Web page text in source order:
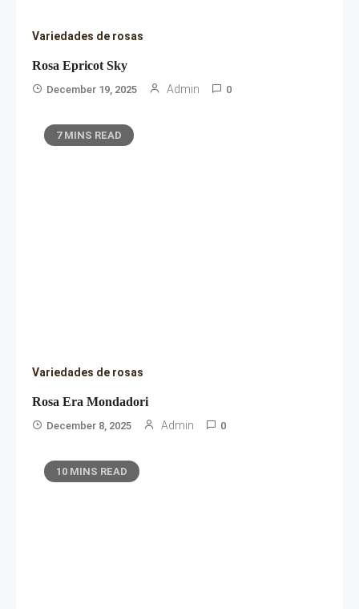
Variedades de rosas
Rosa Epricot Sky
December 19, 2025 Admin 0
7 MINS READ
Variedades de rosas
Rosa Era Mondadori
December 8, 2025 Admin 0
10 MINS READ